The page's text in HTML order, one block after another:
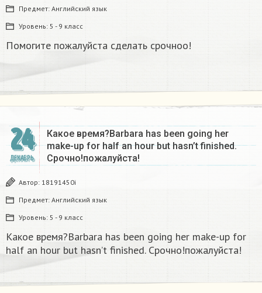
Предмет: Английский язык
Уровень: 5 - 9 класс
Помогите пожалуйста сделать срочноо!
24
ДЕКАБРЬ
Какое время?Barbara has been going her
make-up for half an hour but hasn’t finished.
Срочно!пожалуйста!
Автор: 18191450i
Предмет: Английский язык
Уровень: 5 - 9 класс
Какое время?Barbara has been going her make-up for
half an hour but hasn’t finished. Срочно!пожалуйста!